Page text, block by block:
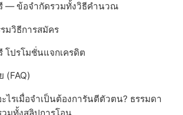
— ข้อจำกัดรวมทั้งวิธีคำนวณ
มวิธีการสมัคร
โปรโมชั่นแจกเครดิต
(FAQ)
ะไรเมื่อจำเป็นต้องการันตีตัวตน? ธรรมดา